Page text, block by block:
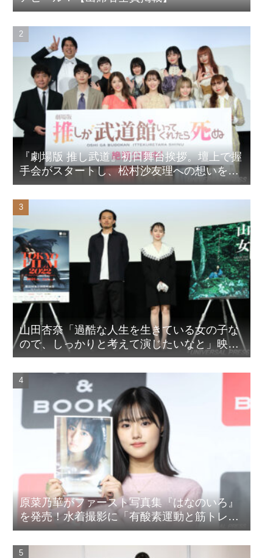
『劇場版 推し武道』初日舞台挨拶。壇上で握
手会がスタートし、松村沙友理への想いをア
ピール！？
山田杏奈「過酷な人生を生きている女の子な
ので、しっかりと考えて演じたいなと」映画
『山女』東京国際映画祭Q&A
原菜乃華がファースト写真集『はなのいろ』
を発売！水着撮影に「有酸素運動と筋トレを
頑張りました」